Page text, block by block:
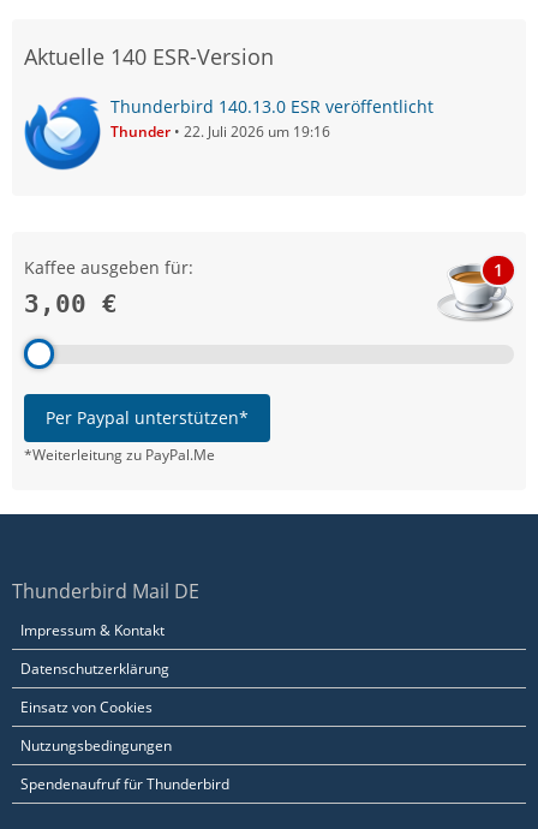
Aktuelle 140 ESR-Version
Thunderbird 140.13.0 ESR veröffentlicht
Thunder 22. Juli 2026 um 19:16
Kaffee ausgeben für:
3,00 €
1
Per Paypal unterstützen*
*Weiterleitung zu PayPal.Me
Thunderbird Mail DE
Impressum & Kontakt
Datenschutzerklärung
Einsatz von Cookies
Nutzungsbedingungen
Spendenaufruf für Thunderbird